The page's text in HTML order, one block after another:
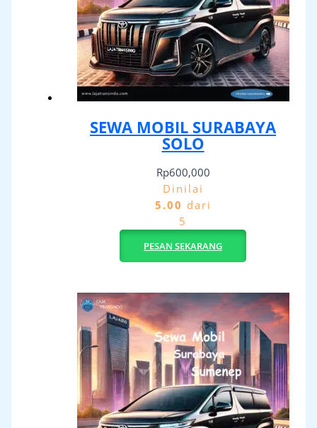
SEWA MOBIL SURABAYA
SOLO
Rp600,000
Dinilai
5.00 dari
5
PESAN SEKARANG